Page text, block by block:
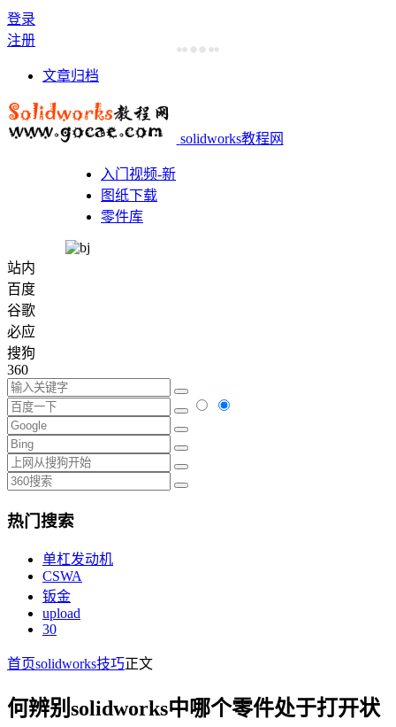
登录
注册
文章归档
solidworks教程网
入门视频-新
图纸下载
零件库
站内
百度
谷歌
必应
搜狗
360
热门搜索
单杠发动机
CSWA
钣金
upload
30
首页solidworks技巧正文
何辨别solidworks中哪个零件处于打开状